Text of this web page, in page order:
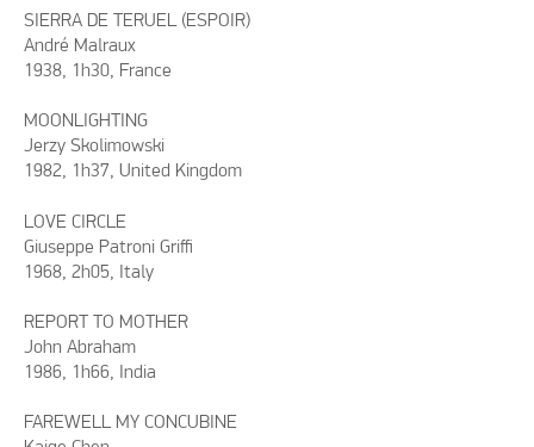
SIERRA DE TERUEL (ESPOIR)
André Malraux
1938, 1h30, France
MOONLIGHTING
Jerzy Skolimowski
1982, 1h37, United Kingdom
LOVE CIRCLE
Giuseppe Patroni Griffi
1968, 2h05, Italy
REPORT TO MOTHER
John Abraham
1986, 1h66, India
FAREWELL MY CONCUBINE